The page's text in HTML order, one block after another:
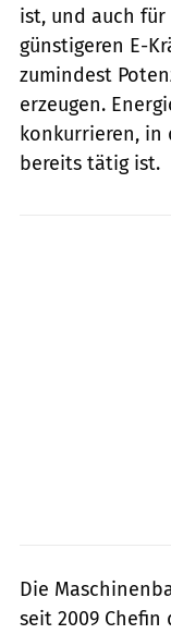
ist, und auch
günstigeren E-
zumindest
erzeugen.
konkurrieren, in
bereits tätig ist.
Die
seit 2009